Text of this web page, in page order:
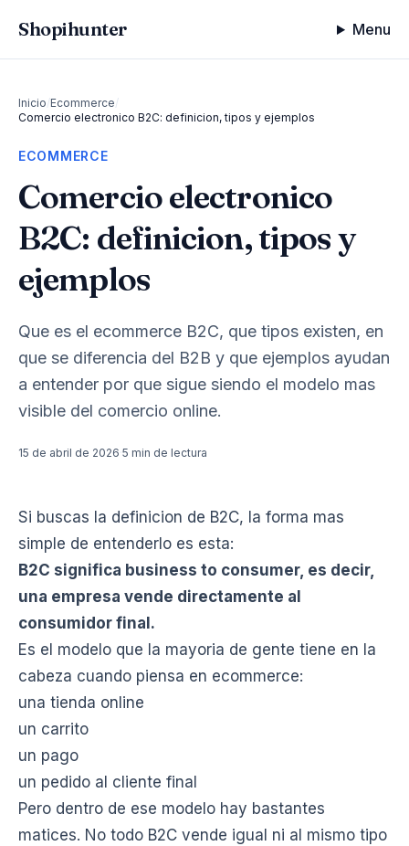
Shopihunter Menu
Inicio/Ecommerce/
Comercio electronico B2C: definicion, tipos y ejemplos
ECOMMERCE
Comercio electronico
B2C: definicion, tipos y
ejemplos
Que es el ecommerce B2C, que tipos existen, en
que se diferencia del B2B y que ejemplos ayudan
a entender por que sigue siendo el modelo mas
visible del comercio online.
15 de abril de 2026 5 min de lectura
Si buscas la definicion de B2C, la forma mas
simple de entenderlo es esta:
B2C significa business to consumer, es decir,
una empresa vende directamente al
consumidor final.
Es el modelo que la mayoria de gente tiene en la
cabeza cuando piensa en ecommerce:
una tienda online
un carrito
un pago
un pedido al cliente final
Pero dentro de ese modelo hay bastantes
matices. No todo B2C vende igual ni al mismo tipo